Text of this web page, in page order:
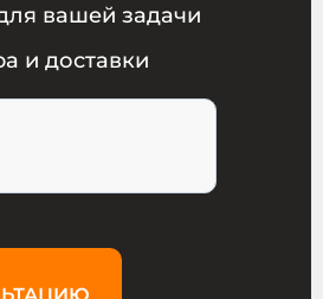
вашей задачи
и доставки